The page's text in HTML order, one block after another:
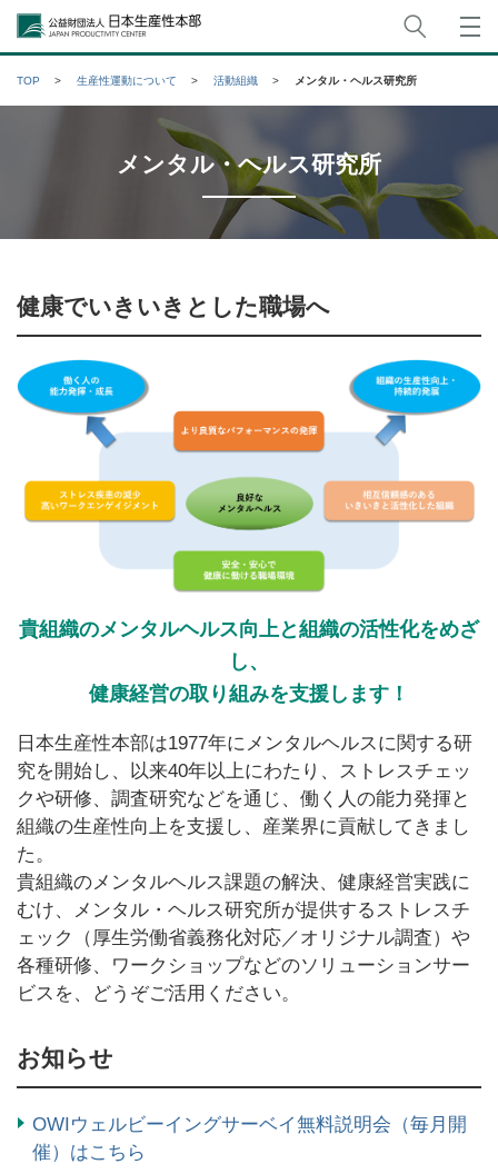
公益財団法人日本生産性本部
TOP 生産性運動について 活動組織 メンタル・ヘルス研究所
メンタル・ヘルス研究所
健康でいきいきとした職場へ
貴組織のメンタルヘルス向上と組織の活性化をめざ
し、
健康経営の取り組みを支援します！
日本生産性本部は1977年にメンタルヘルスに関する研
究を開始し、以来40年以上にわたり、ストレスチェッ
クや研修、調査研究などを通じ、働く人の能力発揮と
組織の生産性向上を支援し、産業界に貢献してきまし
た。
貴組織のメンタルヘルス課題の解決、健康経営実践に
むけ、メンタル・ヘルス研究所が提供するストレスチ
ェック（厚生労働省義務化対応／オリジナル調査）や
各種研修、ワークショップなどのソリューションサー
ビスを、どうぞご活用ください。
お知らせ
OWIウェルビーイングサーベイ無料説明会（毎月開
催）はこちら